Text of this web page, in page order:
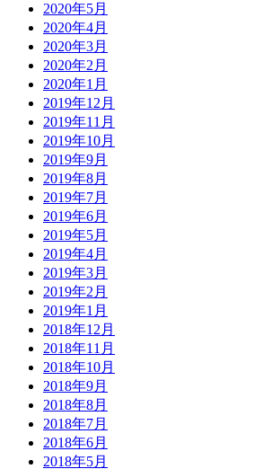
2020年5月
2020年4月
2020年3月
2020年2月
2020年1月
2019年12月
2019年11月
2019年10月
2019年9月
2019年8月
2019年7月
2019年6月
2019年5月
2019年4月
2019年3月
2019年2月
2019年1月
2018年12月
2018年11月
2018年10月
2018年9月
2018年8月
2018年7月
2018年6月
2018年5月